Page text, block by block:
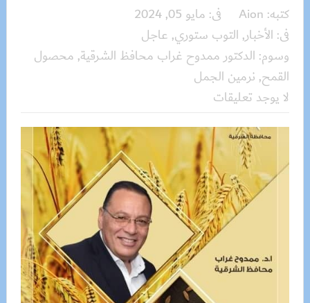
كتبه: Aion فى: مايو 05, 2024
فى: الأخبار, التوب ستوري, عاجل
وسوم: الدكتور ممدوح غراب محافظ الشرقية, محصول
القمح, نرمين الجمل
لا يوجد تعليقات